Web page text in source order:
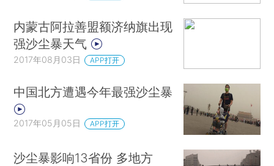
内蒙古阿拉善盟额济纳旗出现
强沙尘暴天气
2017年08月03日 APP打开
中国北方遭遇今年最强沙尘暴
2017年05月05日 APP打开
沙尘暴影响13省份 多地方